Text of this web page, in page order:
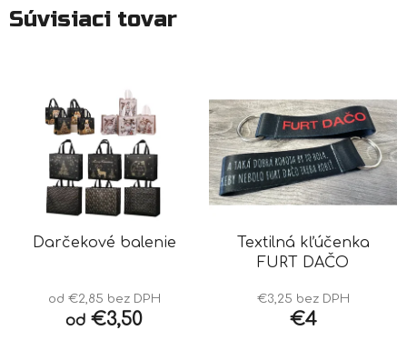
Súvisiaci tovar
Darčekové balenie
od €2,85 bez DPH
od €3,50
Textilná kľúčenka
FURT DAČO
€3,25 bez DPH
€4